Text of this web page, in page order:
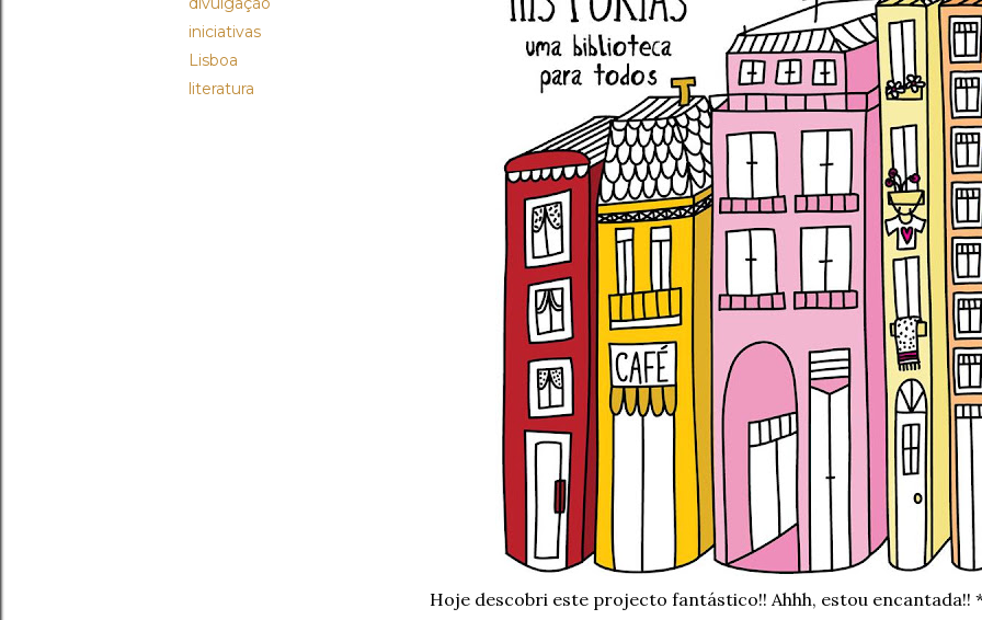
iniciativas
Lisboa
literatura
Hoje descobri este projecto fantástico!! Ahhh, estou encantada!!